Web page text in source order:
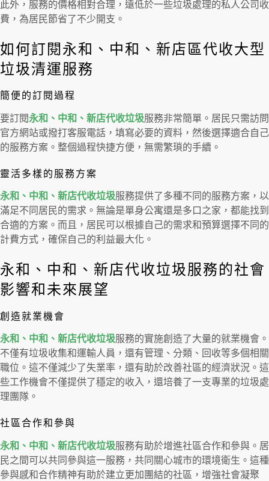
此外，服務的價格相對合理，遠低於一些垃圾處理的私人公司收
費，為居民節省了不少開支。
如何訂閱永和、中和、新店區代收大型
垃圾清運服務
簡便的訂閱過程
要訂閱永和、中和、新店代收垃圾服務非常簡單。居民只需訪問
官方網站或撥打客服電話，填寫必要的資料，然後選擇適合自己
的服務方案。整個過程快捷方便，無需繁瑣的手續。
靈活多樣的服務方案
永和、中和、新店代收垃圾服務提供了多種不同的服務方案，以
滿足不同居民的需求。無論是單身公寓還是多口之家，都能找到
合適的方案。而且，居民可以根據自己的需求和預算選擇不同的
計費方式，確保自己的利益最大化。
永和、中和、新店代收垃圾服務的社會
影響和未來展望
創造就業機會
永和、中和、新店代收垃圾服務的實施創造了大量的就業機會。
不僅有垃圾收集和運輸人員，還有管理、分類、回收等多個相關
職位。這不僅減少了失業率，還有助於改善社區的經濟狀況。這
些工作機會不僅提供了穩定的收入，還培養了一支專業的垃圾處
理團隊。
社區合作和參與
永和、中和、新店代收垃圾服務有助於增進社區合作和參與。居
民之間可以共同參與這一服務，共同關心城市的環境衛生。這種
參與感和合作精神有助於建立更加團結的社區，增強社會凝聚